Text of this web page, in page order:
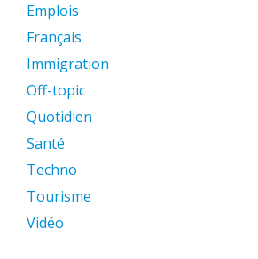
Emplois
Français
Immigration
Off-topic
Quotidien
Santé
Techno
Tourisme
Vidéo